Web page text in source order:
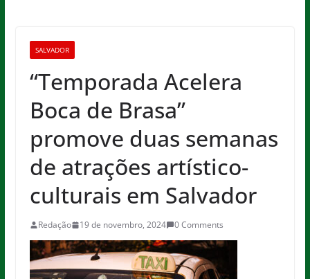
SALVADOR
“Temporada Acelera
Boca de Brasa”
promove duas semanas
de atrações artístico-
culturais em Salvador
Redação 19 de novembro, 2024 0 Comments